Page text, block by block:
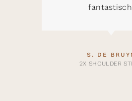
S. DE
2X SHOULDER